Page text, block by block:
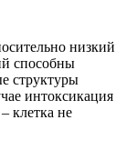
низкий
способны
структуры
интоксикация
клетка не